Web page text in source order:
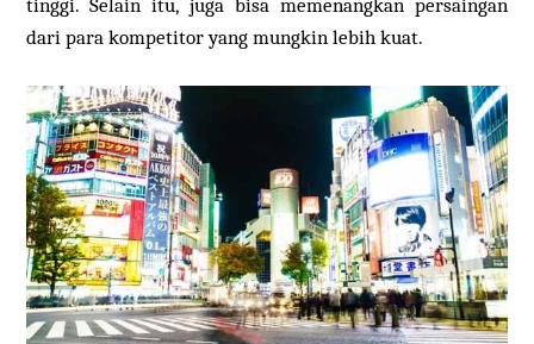
tinggi. Selain itu, juga bisa memenangkan persaingan
dari para kompetitor yang mungkin lebih kuat.